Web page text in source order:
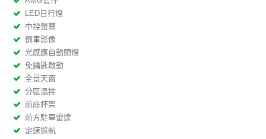
LED日行燈
中控螢幕
倒車影像
光感應自動頭燈
免鑰匙啟動
全景天窗
分區溫控
前座杯架
前方駐車雷達
定速巡航